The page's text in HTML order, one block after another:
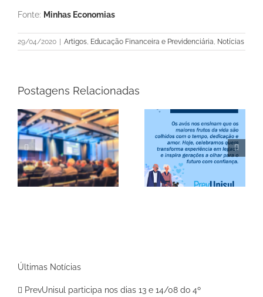
Fonte: Minhas Economias
29/04/2020 Artigos, Educação Financeira e Previdenciária, Notícias
Postagens Relacionadas
Feliz Dia dos Avós!
Informe Mensal de
Rentabilidade –
Últimas Notícias
PrevUnisul participa nos dias 13 e 14/08 do 4º